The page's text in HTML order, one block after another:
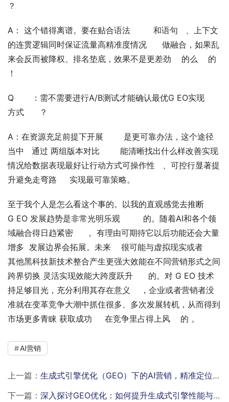
？
A： 这个错得离谱。要在贴合语法         和语句   、上下文
的连贯逻辑同时保证流量高精准度情况      做融合，如果乱
来会反而被降权、排名垫底，效果不是更差劲    的么    的
！
Q       ：需不需要进行A/B测试才能确认最优G EO实现
方式      ？
A：在资源充足前提下开展        是更可靠办法，这个途径
当中   通过 两组版本对比        能清晰找出什么样改善实现
情况给数据表现最好让行动方式可操作性   、可控行显著提
升避免走弯路     实现最可靠策略。
至于我个人是怎么看这个事的。以我的直观感觉去推断
G EO 发展趋势是非常光明乐观         的。随着AI和各个领
域融合得日趋紧密      。有理由可期待它以后功能还会大量
增多  发展边界会拓展。未来    很可能与虚拟现实或者
其他黑科技新技术整合产生更强大效能在不同营销形式之间
跨界切换 灵活实现效能大跨度跃升      的。对 G EO 技术
持足够目光，充分利用其存在意义    ，企业或者营销者没
准就在变革竞争大潮中抓住很多、多次发展转机，从而得到
市场更多青睐 获取成功     在竞争里占得上风    的 。
AI营销
上一篇： 生成式引擎优化（GEO）下的AI营销，精准定位与创作的秘密？
下一篇： 深入探讨GEO优化：如何提升生成式引擎性能与精准度？